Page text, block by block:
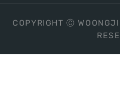
COPYRIGHT Ⓒ